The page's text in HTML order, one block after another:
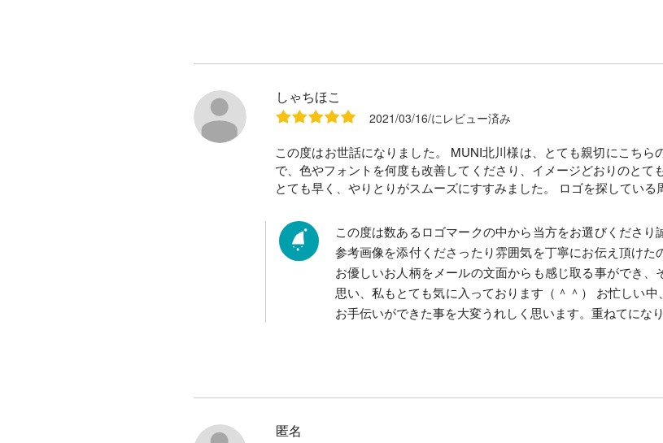
しゃちほこ
2021/03/16/にレビュー済み
この度はお世話になりました。 MUNI北川様は、とても親切にこち
で、色やフォントを何度も改善してくださり、イメージどおりのと
とても早く、やりとりがスムーズにすすみました。 ロゴを探してい
この度は数あるロゴマークの中から当方をお選びくださ
参考画像を添付くださったり雰囲気を丁寧にお伝え頂けた
お優しいお人柄をメールの文面からも感じ取る事ができ
思い、私もとても気に入っております（＾＾） お忙しい
お手伝いができた事を大変うれしく思います。重ねてにな
匿名